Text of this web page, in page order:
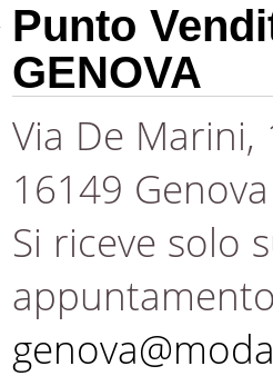
Punto
GENOVA
Via De Marini,
16149 Genova
Si riceve solo